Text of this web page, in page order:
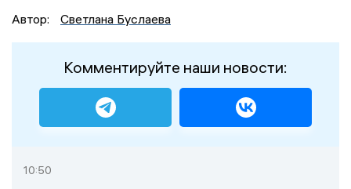
Автор:
Светлана Буслаева
Комментируйте наши новости:
10:50